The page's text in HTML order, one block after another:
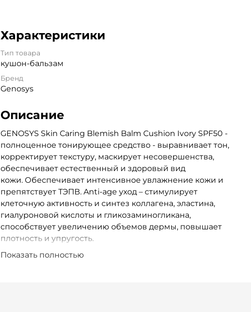
Характеристики
Тип товара
кушон-бальзам
Бренд
Genosys
Описание
GENOSYS Skin Caring Blemish Balm Cushion Ivory SPF50 -
полноценное тонирующее средство - выравнивает тон,
корректирует текстуру, маскирует несовершенства,
обеспечивает естественный и здоровый вид
кожи. Обеспечивает интенсивное увлажнение кожи и
препятствует ТЭПВ. Anti-age уход – стимулирует
клеточную активность и синтез коллагена, эластина,
гиалуроновой кислоты и гликозаминогликана,
способствует увеличению объемов дермы, повышает
плотность и упругость.
Способствует восстановлению покровов после
Показать полностью